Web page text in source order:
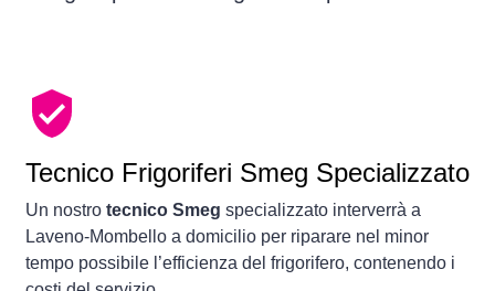
Tecnico Frigoriferi Smeg Specializzato
Un nostro tecnico Smeg specializzato interverrà a
Laveno-Mombello a domicilio per riparare nel minor
tempo possibile l’efficienza del frigorifero, contenendo i